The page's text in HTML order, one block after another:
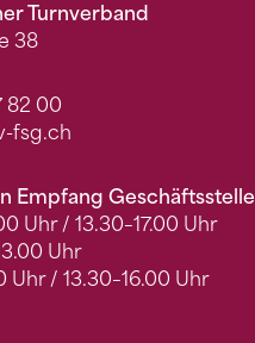
Turnverband
38
82 00
fsg.ch
Empfang Geschäftsstelle
Uhr / 13.30–17.00 Uhr
Uhr
Uhr / 13.30–16.00 Uhr